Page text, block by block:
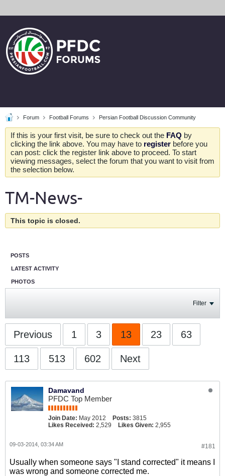
Forum Football Forums Persian Football Discussion Community
If this is your first visit, be sure to check out the FAQ by
clicking the link above. You may have to register before you
can post: click the register link above to proceed. To start
viewing messages, select the forum that you want to visit from
the selection below.
TM-News-
This topic is closed.
POSTS
LATEST ACTIVITY
PHOTOS
Filter
Previous 1 3 13 23 63
113 513 602 Next
Damavand
PFDC Top Member
Join Date: May 2012 Posts: 3815
Likes Received: 2,529 Likes Given: 2,955
#181
09-03-2014, 03:34 AM
Usually when someone says "I stand corrected" it means I
was wrong and someone corrected me.